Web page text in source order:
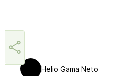
Helio Gama Neto